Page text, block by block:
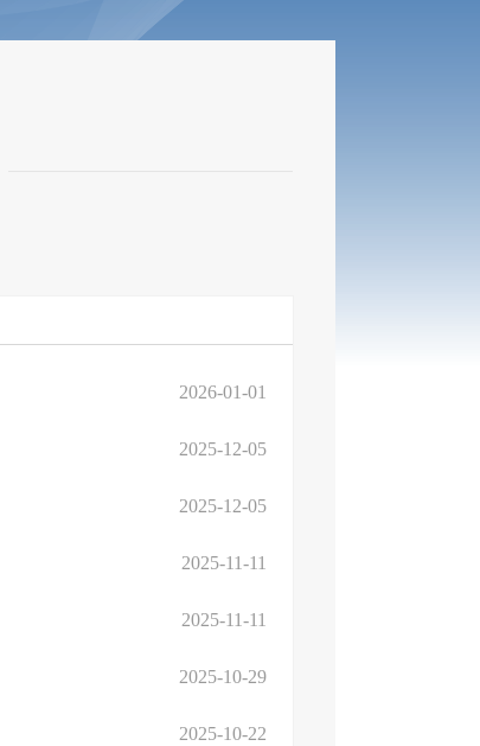
2026-01-01
2025-12-05
2025-12-05
2025-11-11
2025-11-11
2025-10-29
2025-10-22